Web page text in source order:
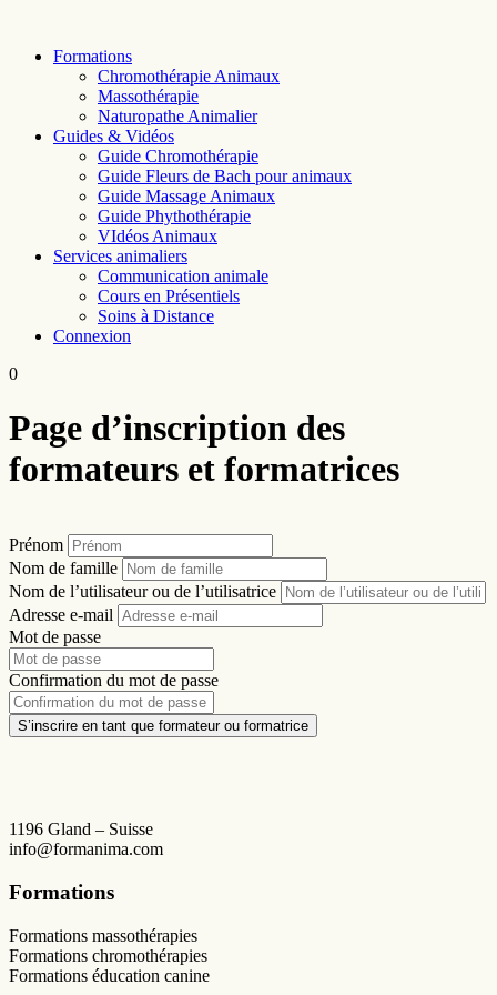
contentFormations
Chromothérapie Animaux
Massothérapie
Naturopathe Animalier
Guides & Vidéos
Guide Chromothérapie
Guide Fleurs de Bach pour animaux
Guide Massage Animaux
Guide Phythothérapie
VIdéos Animaux
Services animaliers
Communication animale
Cours en Présentiels
Soins à Distance
Connexion
0
Page d’inscription des
formateurs et formatrices
Prénom
Nom de famille
Nom de l’utilisateur ou de l’utilisatrice
Adresse e-mail
Mot de passe
Confirmation du mot de passe
S’inscrire en tant que formateur ou formatrice
1196 Gland – Suisse
info@formanima.com
Formations
Formations massothérapies
Formations chromothérapies
Formations éducation canine